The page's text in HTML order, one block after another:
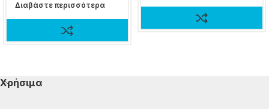
Διαβάστε περισσότερα
Χρήσιμα